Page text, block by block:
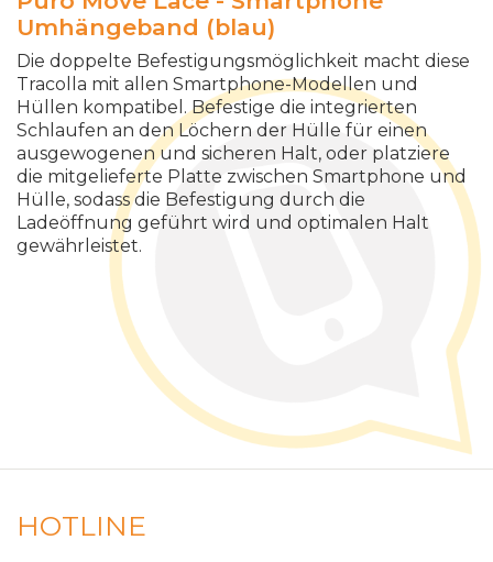
Umhängeband (blau)
Die doppelte Befestigungsmöglichkeit macht diese
Tracolla mit allen Smartphone-Modellen und
Hüllen kompatibel. Befestige die integrierten
Schlaufen an den Löchern der Hülle für einen
ausgewogenen und sicheren Halt, oder platziere
die mitgelieferte Platte zwischen Smartphone und
Hülle, sodass die Befestigung durch die
Ladeöffnung geführt wird und optimalen Halt
gewährleistet.
HOTLINE